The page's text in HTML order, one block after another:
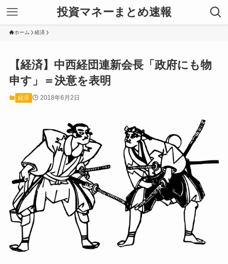
投資マネーまとめ速報
ホーム 経済
【経済】中西経団連新会長「政府にも物
申す」＝決意を表明
経済 2018年6月2日